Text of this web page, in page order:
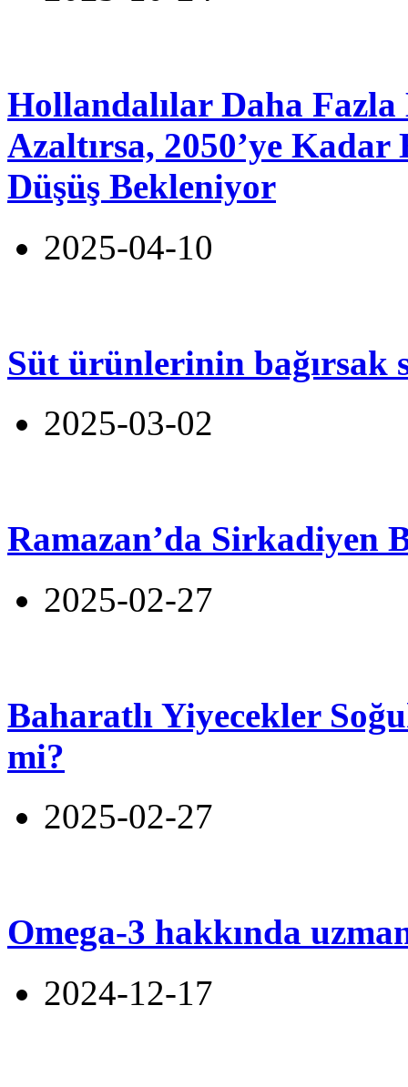
Hollandalılar Daha
Azaltırsa, 2050’ye
Düşüş Bekleniyor
2025-04-10
Süt ürünlerinin bağırsak
2025-03-02
Ramazan’da Sirkadiyen
2025-02-27
Baharatlı Yiyecekler
mi?
2025-02-27
Omega-3 hakkında
2024-12-17